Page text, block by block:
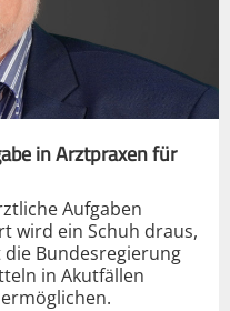
in Arztpraxen für
Aufgaben
wird ein Schuh draus,
Bundesregierung
in Akutfällen